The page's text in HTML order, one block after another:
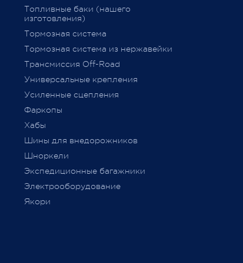
15 декабря 2020
Топливные баки (нашего
изготовления)
Тормозная система
Тормозная система из нержавейки
Трансмиссия Off-Road
Универсальные крепления
Усиленные сцепления
Фаркопы
Хабы
Шины для внедорожников
Шноркели
Экспедиционные багажники
Электрооборудование
Якори